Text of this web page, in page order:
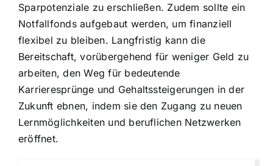
Sparpotenziale zu erschließen. Zudem sollte ein
Notfallfonds aufgebaut werden, um finanziell
flexibel zu bleiben. Langfristig kann die
Bereitschaft, vorübergehend für weniger Geld zu
arbeiten, den Weg für bedeutende
Karrieresprünge und Gehaltssteigerungen in der
Zukunft ebnen, indem sie den Zugang zu neuen
Lernmöglichkeiten und beruflichen Netzwerken
eröffnet.